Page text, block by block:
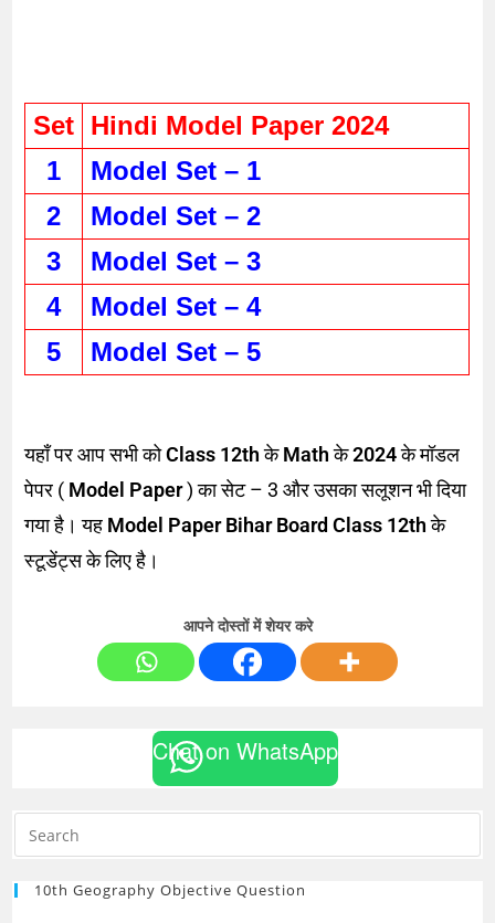
Set Hindi Model Paper 2024
1
Model Set – 1
2
Model Set – 2
3
Model Set – 3
4
Model Set – 4
5
Model Set – 5
यहाँ पर आप सभी कोClass 12thकेMathके2024के मॉडल
पेपर ( Model Paper) का सेट – 3 और उसका सलूशन भी दिया
गया है। यह Model Paper Bihar Board Class 12thके
स्टूडेंट्स के लिए है।
आपने दोस्तों में शेयर करे
Chat on WhatsApp
10th Geography Objective Question